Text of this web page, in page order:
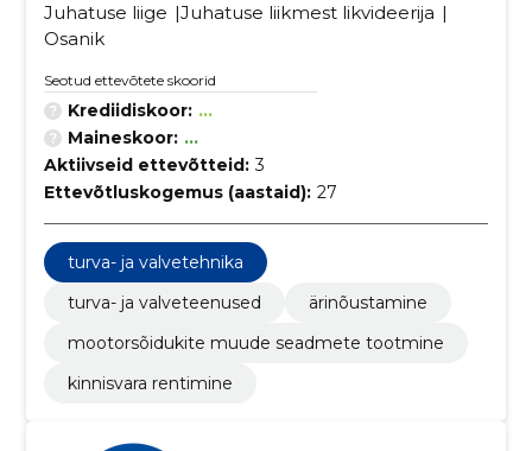
Juhatuse liige
Juhatuse liikmest likvideerija
Osanik
Seotud ettevõtete skoorid
Krediidiskoor: ...
Maineskoor: ...
Aktiivseid ettevõtteid: 3
Ettevõtluskogemus (aastaid): 27
turva- ja valvetehnika
turva- ja valveteenused
ärinõustamine
mootorsõidukite muude seadmete tootmine
kinnisvara rentimine